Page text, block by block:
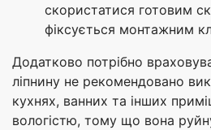
скористатися готовим
фіксується монтажним
Додатково потрібно
ліпнину не рекомендовано
кухнях, ванних та інших
вологістю, тому що вона